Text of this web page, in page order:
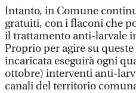
Intanto, in Comune
gratuiti, con i flaconi che
il trattamento anti-larvale
Proprio per agire su
incaricata eseguirà ogni
ottobre) interventi anti-
canali del territorio